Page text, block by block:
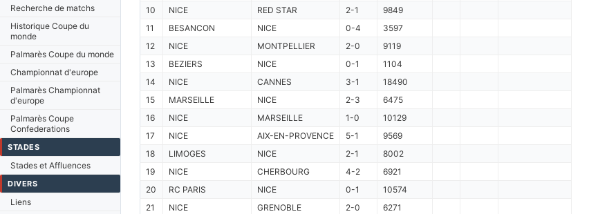
Recherche de matchs
Historique Coupe du
monde
Palmarès Coupe du monde
Championnat d'europe
Palmarès Championnat
d'europe
Palmarès Coupe
Confederations
STADES
Stades et Affluences
DIVERS
Liens
10
NICE RED STAR 2-1
9849
11
BESANCON NICE 0-4
3597
12
NICE MONTPELLIER 2-0
9119
13
BEZIERS NICE 0-1
1104
14
NICE CANNES 3-1
18490
15
MARSEILLE NICE 2-3
6475
16
NICE MARSEILLE 1-0
10129
17
NICE AIX-EN-PROVENCE 5-1
9569
18
LIMOGES NICE 2-1
8002
19
NICE CHERBOURG 4-2
6921
20
RC PARIS NICE 0-1
10574
21
NICE GRENOBLE 2-0
6271